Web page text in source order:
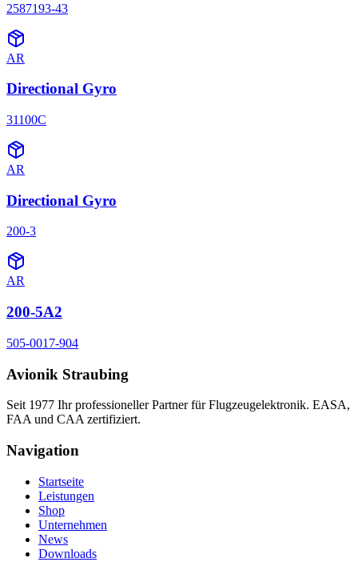
2587193-43
AR
Directional Gyro
31100C
AR
Directional Gyro
200-3
AR
200-5A2
505-0017-904
Avionik Straubing
Seit 1977 Ihr professioneller Partner für Flugzeugelektronik. EASA,
FAA und CAA zertifiziert.
Navigation
Startseite
Leistungen
Shop
Unternehmen
News
Downloads